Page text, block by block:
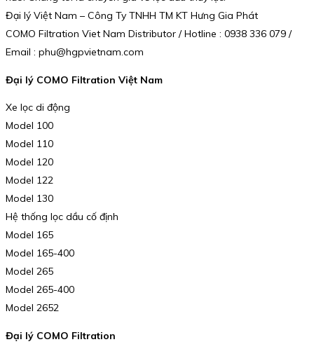
Đại lý Việt Nam – Công Ty TNHH TM KT Hưng Gia Phát
COMO Filtration Viet Nam Distributor / Hotline : 0938 336 079 /
Email : phu@hgpvietnam.com
Đại lý COMO Filtration Việt Nam
Xe lọc di động
Model 100
Model 110
Model 120
Model 122
Model 130
Hệ thống lọc dầu cố định
Model 165
Model 165-400
Model 265
Model 265-400
Model 2652
Đại lý COMO Filtration